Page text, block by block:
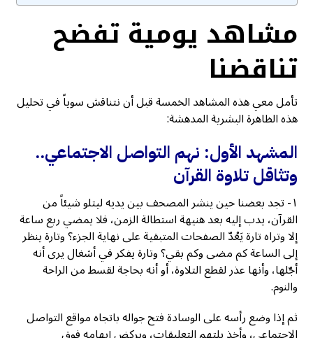
مشاهد يومية تفضح
تناقضنا
تأمل معي هذه المشاهد الخمسة قبل أن نتناقش سوياً في تحليل
هذه الظاهرة البشرية المدهشة:
المشهد الأول: نهم التواصل الاجتماعي..
وتثاقل تلاوة القرآن
١- تجد بعضنا حين ينشر المصحف بين يديه ليتلو شيئاً من
القرآن، يدب إليه بعد هنيهة استطالة الزمن، فلا يمضي ربع ساعة
إلا وتراه تارة يَعُدّ الصفحات المتبقية على نهاية الجزء؟ وتارة ينظر
إلى الساعة كم مضى وكم بقي؟ وتارة يفكر في أشغال يرى أنه
أجّلها، وأنها عذر لقطع التلاوة، أو أنه بحاجة لقسط من الراحة
والنوم.
ثم إذا وضع رأسه على الوسادة فتح جواله باتجاه مواقع التواصل